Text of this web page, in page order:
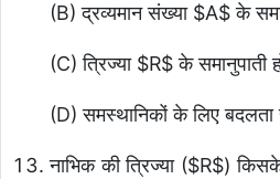
(B) द्रव्यमान संख्या $A$के
(C) त्रिज्या $R$के समानुपाती
(D) समस्थानिकों के लिए बदलता
नाभिक की त्रिज्या ($R$) किसके